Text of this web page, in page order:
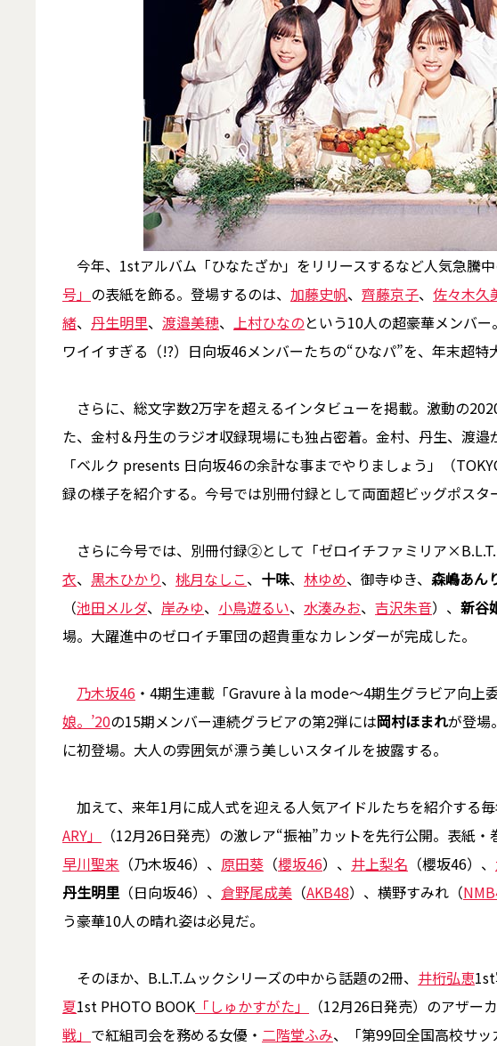
今年、1stアルバム「ひなたざか」をリリースするなど人気急騰
号」 の表紙を飾る。登場するのは、 加藤史帆、 齊藤京子、 佐々木久
緒、 丹生明里、 渡邉美穂、 上村ひなのという10人の超豪華メンバー
ワイイすぎる（!?）日向坂46メンバーたちの“ひなパ”を、年末超特
さらに、総文字数2万字を超えるインタビューを掲載。激動の
た、金村＆丹生のラジオ収録現場にも独占密着。金村、丹生、渡
「ベルク presents 日向坂46の余計な事までやりましょう」（
録の様子を紹介する。今号では別冊付録として両面超ビッグポスタ
さらに今号では、別冊付録②として「ゼロイチファミリア×B.L.T.
衣、 黒木ひかり、 桃月なしこ、 十味、 林ゆめ、御寺ゆき、 森嶋あん
（池田メルダ、 岸みゆ、 小鳥遊るい、 水湊みお、 吉沢朱音）、 新谷
場。大躍進中のゼロイチ軍団の超貴重なカレンダーが完成した。
乃木坂46 ・4期生連載「Gravure à la mode～4期生グラビア向上
娘。’20の15期メンバー連続グラビアの第2弾には岡村ほまれが登場
に初登場。大人の雰囲気が漂う美しいスタイルを披露する。
加えて、来年1月に成人式を迎える人気アイドルたちを紹介する
ARY」
（12月26日発売）の激レア“振袖”カットを先行公開。表紙・
早川聖来 （乃木坂46）、 原田葵 （櫻坂46）、 井上梨名 （櫻坂46）、
丹生明里（日向坂46）、 倉野尾成美 （AKB48）、横野すみれ（
う豪華10人の晴れ姿は必見だ。
そのほか、B.L.T.ムックシリーズの中から話題の2冊、 井桁弘恵
夏1st PHOTO BOOK「しゅかすがた」 （12月26日発売）のアザー
戦」 で紅組司会を務める女優・ 二階堂ふみ、「第99回全国高校サ